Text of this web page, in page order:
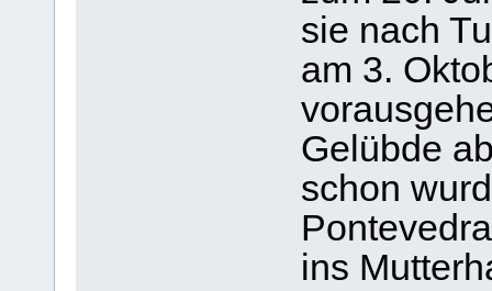
sie nach
am 3.
Gelübde
schon
ins